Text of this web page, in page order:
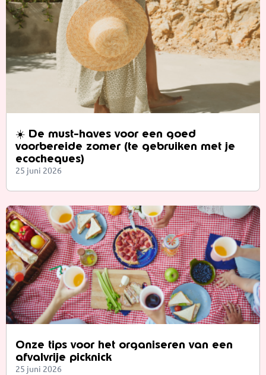
☀️ De must-haves voor een goed
voorbereide zomer (te gebruiken met je
ecocheques)
25 juni 2026
Onze tips voor het organiseren van een
afvalvrije picknick
25 juni 2026